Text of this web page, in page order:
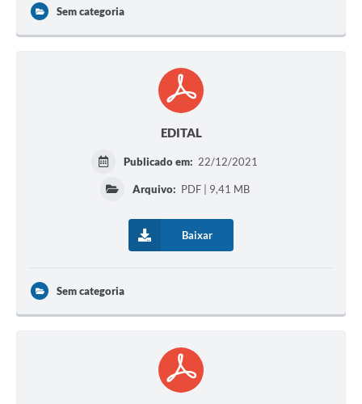
Sem categoria
EDITAL
Publicado em: 22/12/2021
Arquivo: PDF | 9,41 MB
Baixar
Sem categoria